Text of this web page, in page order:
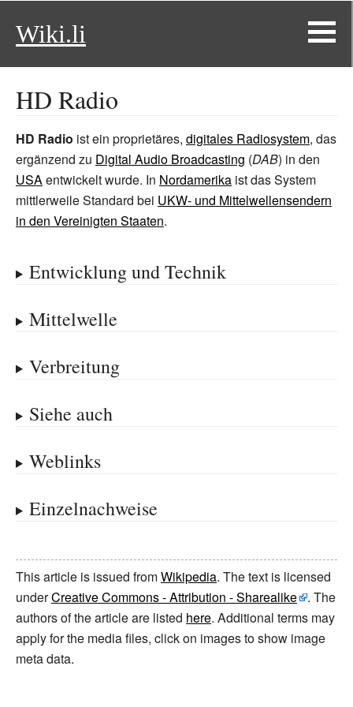
Wiki.li
HD Radio
HD Radio ist ein proprietäres, digitales Radiosystem, das
ergänzend zu Digital Audio Broadcasting (DAB) in den
USAentwickelt wurde. In Nordamerika ist das System
mittlerweile Standard bei UKW- und Mittelwellensendern
in den Vereinigten Staaten.
Entwicklung und Technik
Mittelwelle
Verbreitung
Siehe auch
Weblinks
Einzelnachweise
This article is issued fromWikipedia. The text is licensed
underCreative Commons - Attribution - Sharealike
. The
authors of the article are listed here. Additional terms may
apply for the media files, click on images to show image
meta data.